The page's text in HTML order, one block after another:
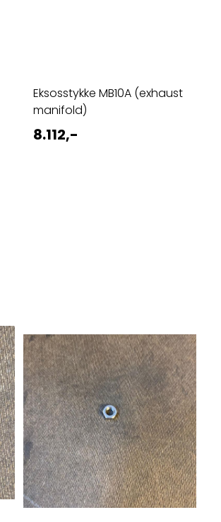
Eksosstykke MB10A (exhaust
manifold)
8.112,-